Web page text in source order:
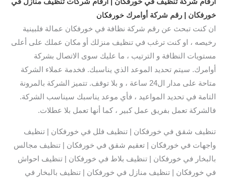
أرقام شركة تنظيف في خورفكان | ارقام شركات تنظيف منازل في
خورفكان | رقم شركة أوامرك خورفكان
ان كنت تبحث عن رقم شركة نظافة في خورفكان عمالة فلبينية
رخيصه ، او كنت ترغب في تنظيف منزلك أو مكان عملك على أعلى
مستويات النظافة و الترتيب ، ما عليك سوى الاتصال بشركة
أوامرك. سيتم تحديد الموعد الذي يناسبك. فخدمة عملاء الشركة
متاحة على مدار ال24 ساعة ، و بلا توقف. تتميز الشركة بالمرونة
التامة في تحديد المواعيد ، فأي موعد يناسبك سيناسب الشركة.
فالشركة تعمل بفريق عمل كبير ، كما أنها تعمل بلا عطلات.
تنظيف شقق في خورفكان | تنظيف فلل في خورفكان | تنظيف
واجهات في خورفكان | تعقيم شقق في خورفكان | تنظيف مجالس
بالبخار في خورفكان | تنظيف بلاط في خورفكان | تنظيف احواش
في خورفكان | تنظيف منازل في خورفكان | تنظيف بالبخار في